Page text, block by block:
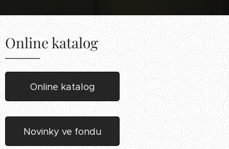
Online katalog
Online katalog
Novinky ve fondu